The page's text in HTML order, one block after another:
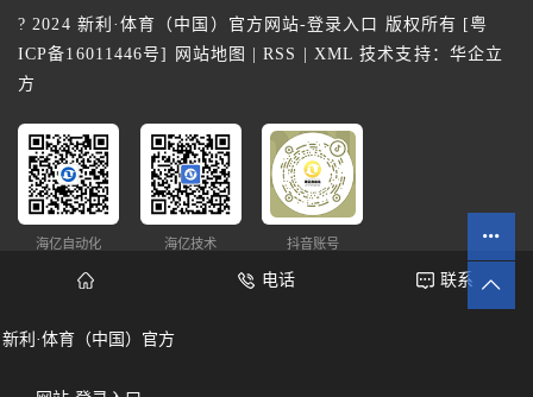
? 2024 新利·体育（中国）官方网站-登录入口 版权所有 [粤
ICP备16011446号] 网站地图 |RSS XML 技术支持： 华企立
方
海亿自动化 海亿技术 抖音账号
新利·体育（中国）官方
电话 联系